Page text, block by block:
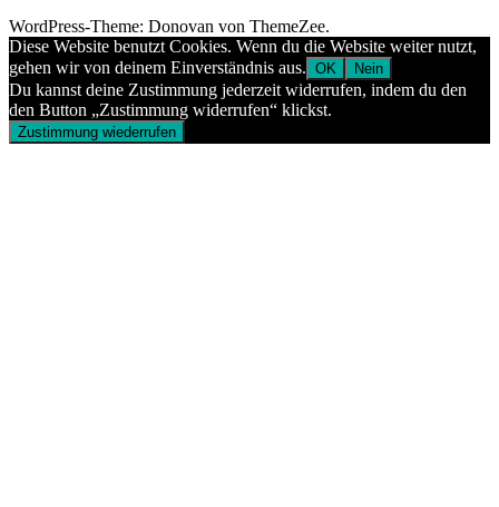
WordPress-Theme: Donovan von ThemeZee.
Diese Website benutzt Cookies. Wenn du die Website weiter nutzt,
gehen wir von deinem Einverständnis aus. OK Nein
Du kannst deine Zustimmung jederzeit widerrufen, indem du den
den Button „Zustimmung widerrufen“ klickst.
Zustimmung wiederrufen